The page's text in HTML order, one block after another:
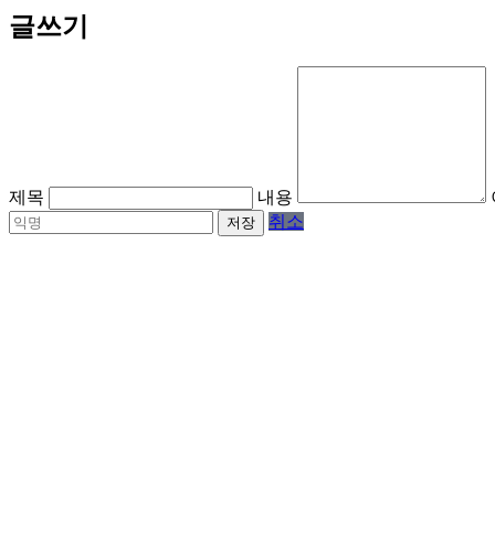
글쓰기
제목 내용
저장 취소